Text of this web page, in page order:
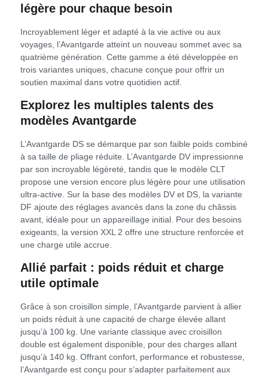
légère pour chaque besoin
Incroyablement léger et adapté à la vie active ou aux
voyages, l’Avantgarde atteint un nouveau sommet avec sa
quatrième génération. Cette gamme a été développée en
trois variantes uniques, chacune conçue pour offrir un
soutien maximal dans votre quotidien actif.
Explorez les multiples talents des
modèles Avantgarde
L’Avantgarde DS se démarque par son faible poids combiné
à sa taille de pliage réduite. L’Avantgarde DV impressionne
par son incroyable légèreté, tandis que le modèle CLT
propose une version encore plus légère pour une utilisation
ultra-active. Sur la base des modèles DV et DS, la variante
DF ajoute des réglages avancés dans la zone du châssis
avant, idéale pour un appareillage initial. Pour des besoins
exigeants, la version XXL 2 offre une structure renforcée et
une charge utile accrue.
Allié parfait : poids réduit et charge
utile optimale
Grâce à son croisillon simple, l’Avantgarde parvient à allier
un poids réduit à une capacité de charge élevée allant
jusqu’à 100 kg. Une variante classique avec croisillon
double est également disponible, pour des charges allant
jusqu’à 140 kg. Offrant confort, performance et robustesse,
l’Avantgarde est conçu pour s’adapter parfaitement aux